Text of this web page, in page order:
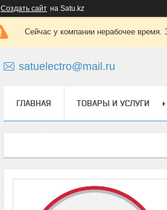
Создать сайт на Satu.kz
Сейчас у компании нерабочее время.
satuelectro@mail.ru
ГЛАВНАЯ ТОВАРЫ И УСЛУГИ